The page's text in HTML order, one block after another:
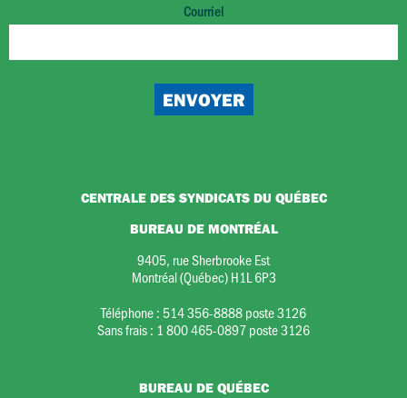
Courriel
CENTRALE DES SYNDICATS DU QUÉBEC
BUREAU DE MONTRÉAL
9405, rue Sherbrooke Est
Montréal (Québec) H1L 6P3
Téléphone : 514 356-8888 poste 3126
Sans frais : 1 800 465-0897 poste 3126
BUREAU DE QUÉBEC